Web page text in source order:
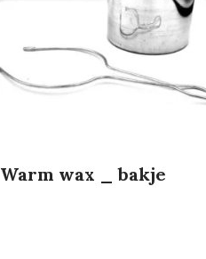
Warm wax _ bakje